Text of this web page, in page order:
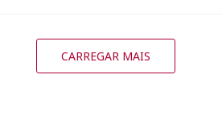
CARREGAR MAIS